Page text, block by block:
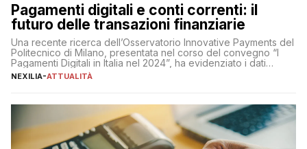
Pagamenti digitali e conti correnti: il
futuro delle transazioni finanziarie
Una recente ricerca dell’Osservatorio Innovative Payments del
Politecnico di Milano, presentata nel corso del convegno “I
Pagamenti Digitali in Italia nel 2024”, ha evidenziato i dati
definitivi del primo semestre 2024 relativamente alle
NEXILIA-ATTUALITÀ